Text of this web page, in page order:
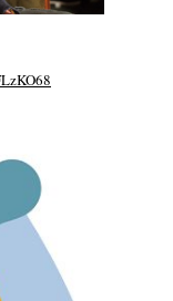
1981-
- 8. rész)
Géza